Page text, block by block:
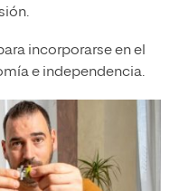
incorporarse en el
e independencia.